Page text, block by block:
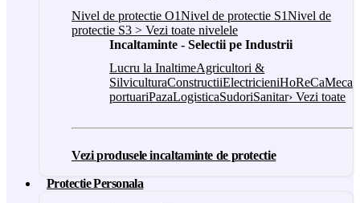
Nivel de protectie O1Nivel de protectie S1Nivel de
protectie S3 > Vezi toate nivelele
Incaltaminte - Selectii pe Industrii
Lucru la InaltimeAgricultori &
SilviculturaConstructiiElectricieniHoReCa
portuariPazaLogisticaSudoriSanitar› Vezi toate
Vezi produsele incaltaminte de protectie
Protectie Personala